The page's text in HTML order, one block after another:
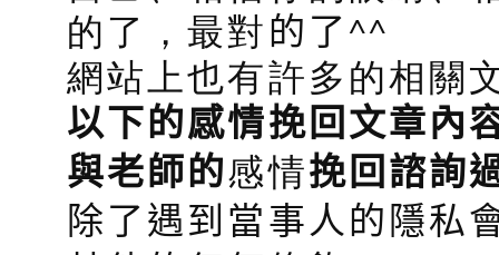
的了，最對的了^^
網站上也有許多的相關
以下的感情挽回文章內
與老師的感情挽回諮詢
除了遇到當事人的隱私